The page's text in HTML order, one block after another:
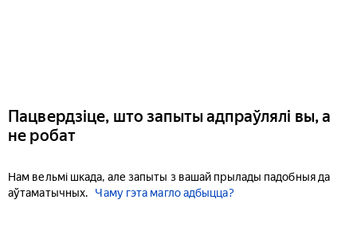
Пацвердзіце, што запыты адпраўлялі вы, а
не робат
Нам вельмі шкада, але запыты з вашай прылады падобныя да
аўтаматычных.
Чаму гэта магло адбыцца?